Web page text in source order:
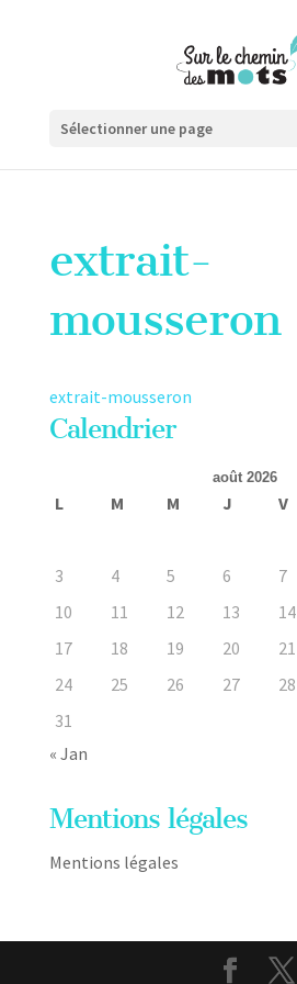
Sélectionner une page
extrait-
mousseron
extrait-mousseron
Calendrier
août 2026
L M M J V
3
4 5 6 7
10
11 12 13 14
17
18 19 20 21
24
25 26 27 28
31
« Jan
Mentions légales
Mentions légales